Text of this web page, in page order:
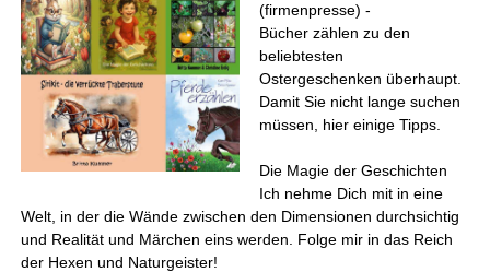
(firmenpresse) -
Bücher zählen zu den
beliebtesten
Ostergeschenken überhaupt.
Damit Sie nicht lange suchen
müssen, hier einige Tipps.
Die Magie der Geschichten
Ich nehme Dich mit in eine
Welt, in der die Wände zwischen den Dimensionen durchsichtig
und Realität und Märchen eins werden. Folge mir in das Reich
der Hexen und Naturgeister!